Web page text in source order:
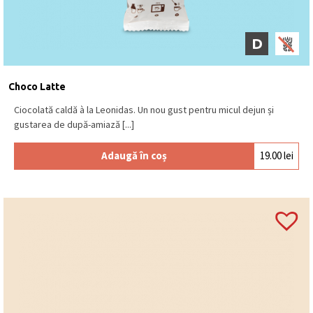
pectină, oțet balsamic, busuioc.
căpșună” conține agent de colorare: carmin.
ciocolată cu
ciocolată albă.
Se păstrează la loc uscat și răcoros, la o
temperatură între 15⁰C – 18⁰C.
Belgia.
D
Choco Latte
Ciocolată caldă à la Leonidas. Un nou gust pentru micul dejun și
gustarea de după-amiază [...]
Adaugă în coș 19.00lei